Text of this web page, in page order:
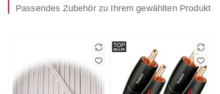
Passendes Zubehör zu Ihrem gewählten Produkt